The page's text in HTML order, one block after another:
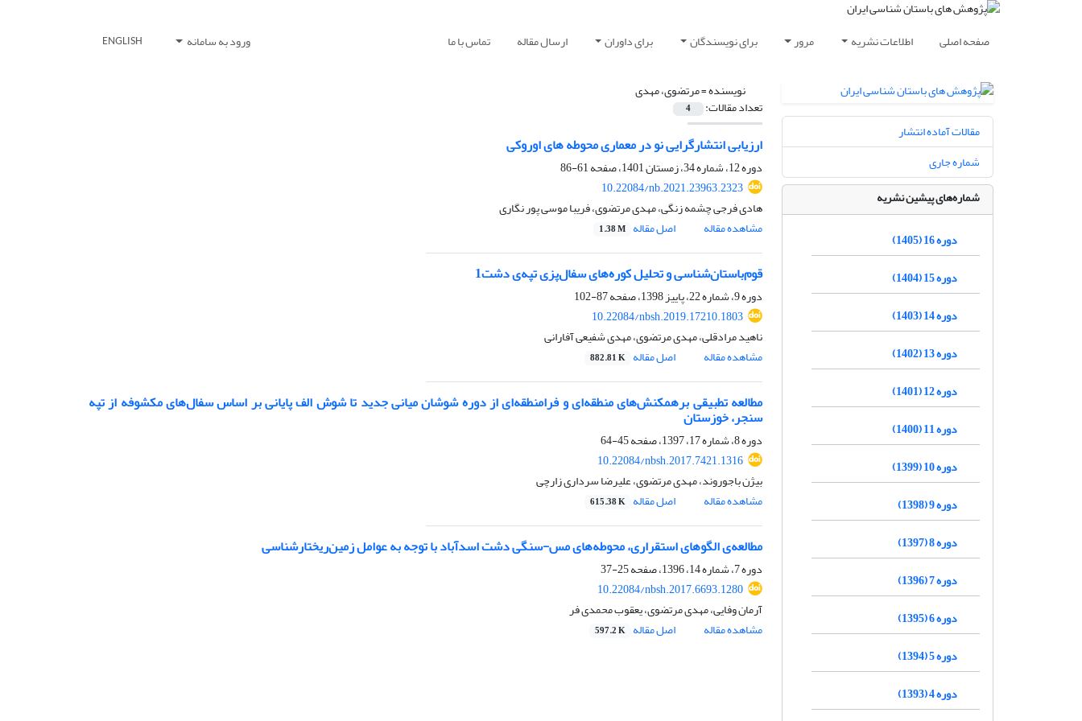
صفحه اصلی اطلاعات نشریه مرور برای نویسندگان برای داوران ارسال مقاله تماس با ما ورود به سامانه ENGLISH
نویسنده =مرتضوی، مهدی
تعداد مقالات: 4
ارزیابی انتشارگرایی نو در معماری محوطه های اوروکی
دوره 12، شماره 34، زمستان 1401، صفحه
61-86
10.22084/nb.2021.23963.2323
هادی فرجی چشمه زنگی، مهدی مرتضوی، فریبا موسی پور نگاری
مشاهده مقاله
اصل مقاله 1.38 M
قوم‌باستان‌شناسی و تحلیل کوره‌های سفال‌پزی تپه‌ی دشت1
دوره 9، شماره 22، پاییز 1398، صفحه
87-102
10.22084/nbsh.2019.17210.1803
ناهید مرادقلی، مهدی مرتضوی، مهدی شفیعی آفارانی
مشاهده مقاله
اصل مقاله 882.81 K
مطالعه تطبیقی برهمکنش‌های منطقه‌ای و فرا‌منطقه‌ای از دوره شوشان میانی جدید تا شوش الف پایانی بر اساس سفال‌های مکشوفه از تپه
سنجر، خوزستان
دوره 8، شماره 17، 1397، صفحه
45-64
10.22084/nbsh.2017.7421.1316
بیژن باجوروند، مهدی مرتضوی، علیرضا سرداری زارچی
مشاهده مقاله
اصل مقاله 615.38 K
مطالعه‌ی الگوهای استقراری، محوطه‌های مس-سنگی دشت اسدآباد با توجه به عوامل زمین‌ریختارشناسی
دوره 7، شماره 14، 1396، صفحه
25-37
10.22084/nbsh.2017.6693.1280
آرمان وفایی، مهدی مرتضوی، یعقوب محمدی فر
مشاهده مقاله
اصل مقاله 597.2 K
مقالات آماده انتشار
شماره جاری
شماره‌های پیشین نشریه
دوره 16 (1405)
دوره 15 (1404)
دوره 14 (1403)
دوره 13 (1402)
دوره 12 (1401)
دوره 11 (1400)
دوره 10 (1399)
دوره 9 (1398)
دوره 8 (1397)
دوره 7 (1396)
دوره 6 (1395)
دوره 5 (1394)
دوره 4 (1393)